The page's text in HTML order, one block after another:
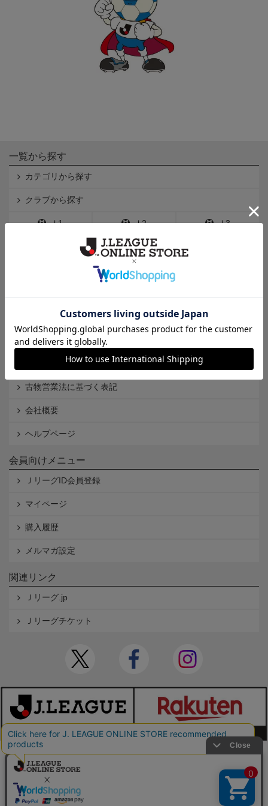
一覧から探す
カテゴリから探す
クラブから探す
Ｊ1 Ｊ2 Ｊ3
インフォメーション
Ｊリーグオンラインストアとは
個人情報保護方針
Cookieポリシー
特定商取引法に基づく表記
古物営業法に基づく表記
会社概要
ヘルプページ
会員向けメニュー
ＪリーグID会員登録
マイページ
購入履歴
メルマガ設定
関連リンク
Ｊリーグ.jp
Ｊリーグチケット
本サイトで使用している文章・画像等の無断での複製・転載を禁止します。
© JAPAN PROFESSIONAL FOOTBALL LEAGUE Rakuten Group, Inc. ALL RIGHTS RE